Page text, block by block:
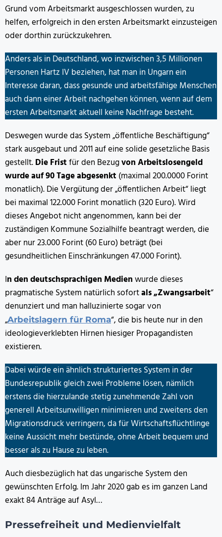
Grund vom Arbeitsmarkt ausgeschlossen wurden, zu
helfen, erfolgreich in den ersten Arbeitsmarkt einzusteigen
oder dorthin zurückzukehren.
Anders als in Deutschland, wo inzwischen 3,5 Millionen
Personen Hartz IV beziehen, hat man in Ungarn ein
Interesse daran, dass gesunde und arbeitsfähige Menschen
auch dann einer Arbeit nachgehen können, wenn auf dem
ersten Arbeitsmarkt aktuell keine Nachfrage besteht.
Deswegen wurde das System „öffentliche Beschäftigung“
stark ausgebaut und 2011 auf eine solide gesetzliche Basis
gestellt.Die Fristfür den Bezugvon Arbeitslosengeld
wurde auf 90 Tage abgesenkt (maximal 200.0000 Forint
monatlich). Die Vergütung der „öffentlichen Arbeit“ liegt
bei maximal 122.000 Forint monatlich (320 Euro). Wird
dieses Angebot nicht angenommen, kann bei der
zuständigen Kommune Sozialhilfe beantragt werden, die
aber nur 23.000 Forint (60 Euro) beträgt (bei
gesundheitlichen Einschränkungen 47.000 Forint).
In den deutschsprachigen Medienwurde dieses
pragmatische System natürlich sofortals „Zwangsarbeit“
denunziert und man halluzinierte sogar von
„Arbeitslagern für Roma“, die bis heute nur in den
ideologieverklebten Hirnen hiesiger Propagandisten
existieren.
Dabei würde ein ähnlich strukturiertes System in der
Bundesrepublik gleich zwei Probleme lösen, nämlich
erstens die hierzulande stetig zunehmende Zahl von
generell Arbeitsunwilligen minimieren und zweitens den
Migrationsdruck verringern, da für Wirtschaftsflüchtlinge
keine Aussicht mehr bestünde, ohne Arbeit bequem und
besser als zu Hause zu leben.
Auch diesbezüglich hat das ungarische System den
gewünschten Erfolg. Im Jahr 2020 gab es im ganzen Land
exakt 84 Anträge auf Asyl…
Pressefreiheit und Medienvielfalt